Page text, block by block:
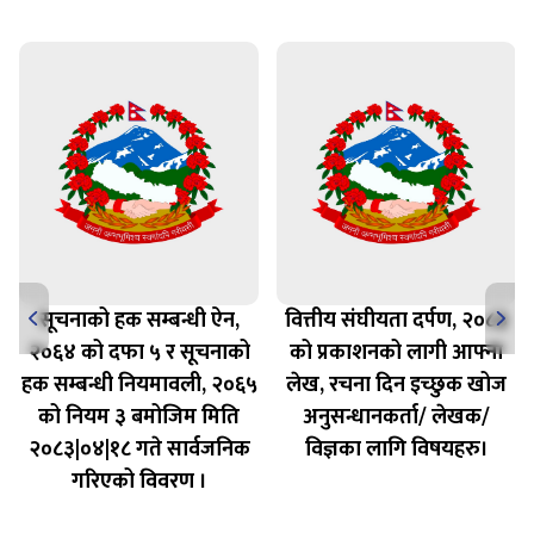
सूचनाको हक सम्बन्धी ऐन,
२०६४ को दफा ५ र सूचनाको
हक सम्बन्धी नियमावली, २०६५
को नियम ३ बमोजिम मिति
२०८३|०४|१८ गते सार्वजनिक
गरिएको विवरण ।
वित्तीय संघीयता दर्पण, २०८३
को प्रकाशनको लागी आफ्ना
लेख, रचना दिन इच्छुक खोज
अनुसन्धानकर्ता/ लेखक/
विज्ञका लागि विषयहरु।